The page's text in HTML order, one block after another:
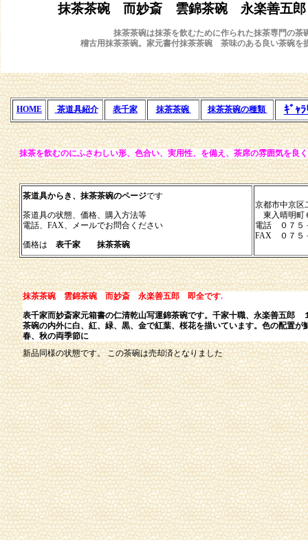
抹茶茶碗 而妙斎 雲錦茶碗 永楽善五郎
抹茶茶碗は抹茶を飲むために作られた抹茶専門の茶
稽古用抹茶茶碗。家元書付抹茶茶碗 茶味のある良い茶碗を
HOME 茶道具紹介 表千家 抹茶茶碗 抹茶茶碗の種類 ｷﾞｬﾗ
抹茶を飲むのにふさわしい形、色合い、実用性、を備え、茶席の雰囲気を良
茶道具からき、抹茶茶碗のページです
茶道具の状態、価格、購入方法等
電話、FAX、メールでお問合ください
価格は 表千家 抹茶茶碗
京都市中京区
東入晴明町
電話 ０７５
FAX ０７５
抹茶茶碗 雲錦茶碗 而妙斎 永楽善五郎 即全です.
表千家而妙斎家元箱書の仁清乾山写運錦茶碗です。千家十職、永楽善五郎
茶碗の内外に白、紅、緑、黒、金で紅葉、桜花を描いています。色の配置
春、秋の両季節に
新品同様の状態です。 この茶碗は売却済となりました